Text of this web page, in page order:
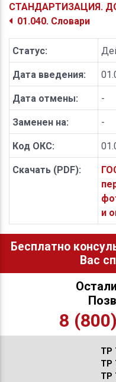
СТАНДАРТИЗАЦИЯ.
01.040. Словари
Статус:
Дата введения:
Дата отмены: -
Заменен на: -
Код ОКС:
Скачать (PDF):
и
Бесплатно
Вас
8
ТР
ТР
ТР